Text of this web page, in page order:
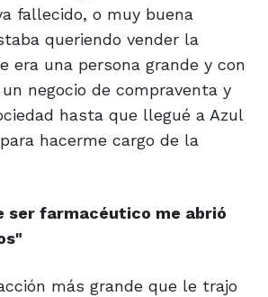
fallecido, o muy buena
queriendo vender la
era una persona grande y con
negocio de compraventa y
hasta que llegué a Azul
hacerme cargo de la
ser farmacéutico me abrió
más grande que le trajo